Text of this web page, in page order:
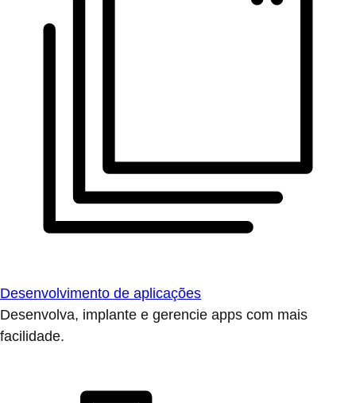
Desenvolvimento de aplicações
Desenvolva, implante e gerencie apps com mais
facilidade.